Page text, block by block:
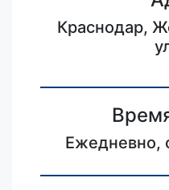
Краснодар,
Ежедневно,